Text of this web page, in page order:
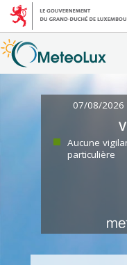
07/08/2026
Aucune
particulière